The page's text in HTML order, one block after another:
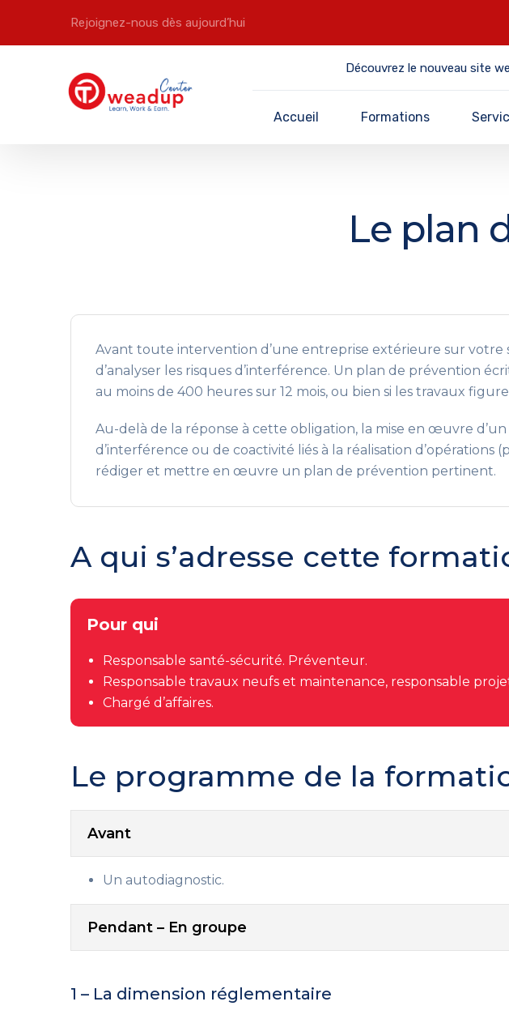
Rejoignez-nous dès aujourd’hui
Découvrez le nouveau site
Accueil Formations
Le plan
Avant toute intervention d’une entreprise extérieure sur votre
d’analyser les risques d’interférence. Un plan de prévention
au moins de 400 heures sur 12 mois, ou bien si les travaux
Au-delà de la réponse à cette obligation, la mise en œuvre
d’interférence ou de coactivité liés à la réalisation
rédiger et mettre en œuvre un plan de prévention pertinent.
A qui s’adresse cette
Pour qui
Responsable santé-sécurité. Préventeur.
Responsable travaux neufs et maintenance, responsable
Chargé d’affaires.
Le programme de la
Avant
Un autodiagnostic.
Pendant – En groupe
1 – La dimension réglementaire